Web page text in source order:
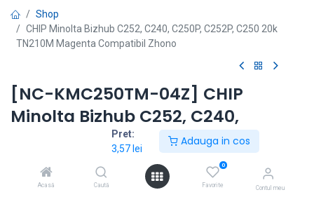
Pret:
3,57lei
Adauga in cos
Acasă Caută
0
Favorite Contul meu
Shop
CHIP Minolta Bizhub C252, C240, C250P, C252P, C250 20k
TN210M Magenta Compatibil Zhono
[NC-KMC250TM-04Z] CHIP
Minolta Bizhub C252, C240,
C250P, C252P, C250 20k TN210M
Magenta Compatibil Zhono
Modele echipamente: Bizhub C 252, Bizhub C 240, Bizhub C